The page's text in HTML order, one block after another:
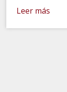
Leer más